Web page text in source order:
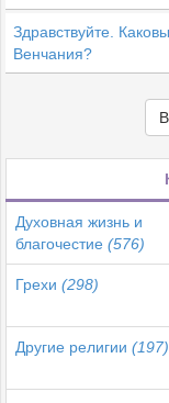
Здравствуйте.
Венчания?
Духовная жизнь и
благочестие (576)
Грехи (298)
Другие религии (197)